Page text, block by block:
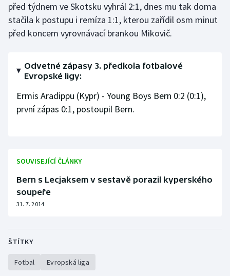
Lezení
Lyže a snowboard
Motorsport
Olympijské hry
Plavání
Plážový volejbal
Ragby
před týdnem ve Skotsku vyhrál 2:1, dnes mu tak doma
stačila k postupu i remíza 1:1, kterou zařídil osm minut
před koncem vyrovnávací brankou Mikovič.
Odvetné zápasy 3. předkola fotbalové
Evropské ligy:
Ermis Aradippu (Kypr) - Young Boys Bern 0:2 (0:1),
první zápas 0:1, postoupil Bern.
SOUVISEJÍCÍ ČLÁNKY
Bern s Lecjaksem v sestavě porazil kyperského
soupeře
31. 7. 2014
ŠTÍTKY
Fotbal Evropská liga